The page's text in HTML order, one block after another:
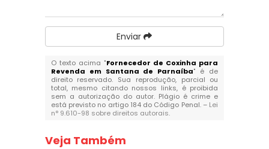
Enviar
O texto acima "Fornecedor de Coxinha para
Revenda em Santana de Parnaíba" é de
direito reservado. Sua reprodução, parcial ou
total, mesmo citando nossos links, é proibida
sem a autorização do autor. Plágio é crime e
está previsto no artigo 184 do Código Penal. – Lei
n° 9.610-98 sobre direitos autorais.
Veja Também